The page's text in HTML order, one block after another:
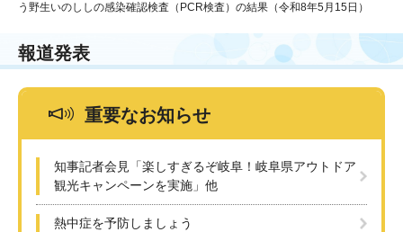
本
う野生いのししの感染確認検査（PCR検査）の結果（令和8年5月15日）
報道発表
重要なお知らせ
知事記者会見「楽しすぎるぞ岐阜！岐阜県アウトドア
観光キャンペーンを実施」他
熱中症を予防しましょう